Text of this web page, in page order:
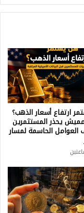
ارتفاع أسعار الذهب؟
يحذر المستثمرين
الحاسمة لمسار